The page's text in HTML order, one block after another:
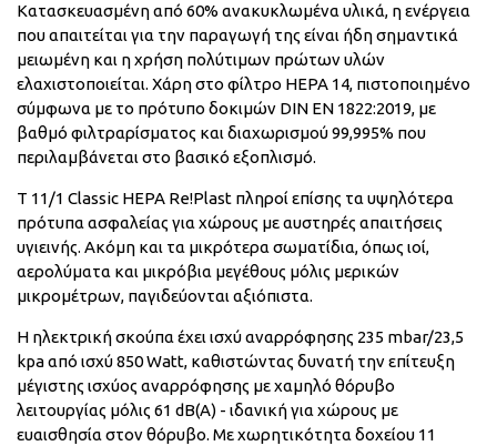
Κατασκευασμένη από 60% ανακυκλωμένα υλικά, η ενέργεια
που απαιτείται για την παραγωγή της είναι ήδη σημαντικά
μειωμένη και η χρήση πολύτιμων πρώτων υλών
ελαχιστοποιείται. Χάρη στο φίλτρο HEPA 14, πιστοποιημένο
σύμφωνα με το πρότυπο δοκιμών DIN EN 1822:2019, με
βαθμό φιλτραρίσματος και διαχωρισμού 99,995% που
περιλαμβάνεται στο βασικό εξοπλισμό.
T 11/1 Classic HEPA Re!Plast πληροί επίσης τα υψηλότερα
πρότυπα ασφαλείας για χώρους με αυστηρές απαιτήσεις
υγιεινής. Ακόμη και τα μικρότερα σωματίδια, όπως ιοί,
αερολύματα και μικρόβια μεγέθους μόλις μερικών
μικρομέτρων, παγιδεύονται αξιόπιστα.
Η ηλεκτρική σκούπα έχει ισχύ αναρρόφησης 235 mbar/23,5
kpa από ισχύ 850 Watt, καθιστώντας δυνατή την επίτευξη
μέγιστης ισχύος αναρρόφησης με χαμηλό θόρυβο
λειτουργίας μόλις 61 dB(A) - ιδανική για χώρους με
ευαισθησία στον θόρυβο. Με χωρητικότητα δοχείου 11